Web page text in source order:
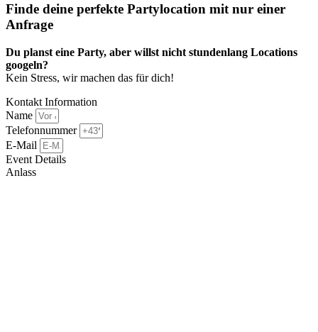
Finde deine perfekte Partylocation mit nur einer
Anfrage​
Du planst eine Party, aber willst nicht stundenlang Locations
googeln?
Kein Stress, wir machen das für dich!
Kontakt Information
Name
Telefonnummer
E-Mail
Event Details
Anlass